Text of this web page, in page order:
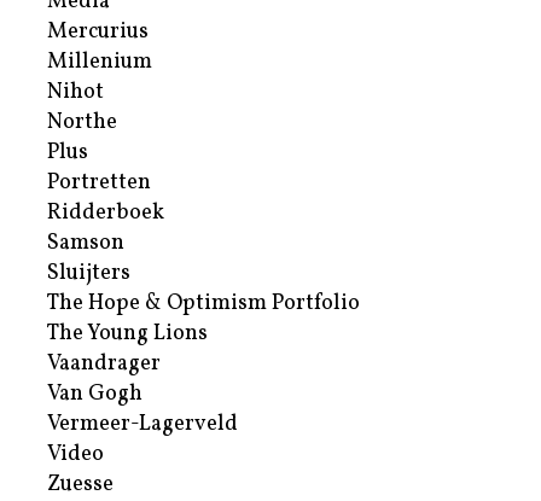
Mercurius
Millenium
Nihot
Northe
Plus
Portretten
Ridderboek
Samson
Sluijters
The Hope & Optimism Portfolio
The Young Lions
Vaandrager
Van Gogh
Vermeer-Lagerveld
Video
Zuesse